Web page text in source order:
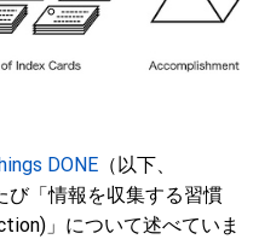
DONE （以下、
び「情報を収集する習慣
」について述べていま